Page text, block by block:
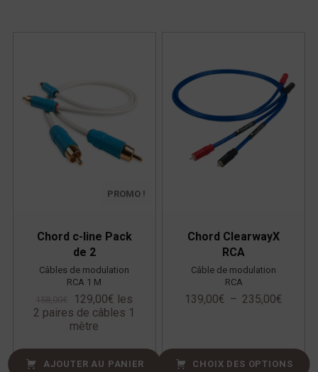
Chord c-line Pack
de 2
Câbles de modulation
RCA 1 M
PROMO !
129,00€ les
2 paires de câbles 1
mètre
AJOUTER AU PANIER
Chord ClearwayX
RCA
Câble de modulation
RCA
139,00€ – 235,00€
CHOIX DES OPTIONS